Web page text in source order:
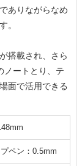
ありながらなめ
。
搭載され、さら
ノートとり、テ
面で活用できる
ペン：0.5mm